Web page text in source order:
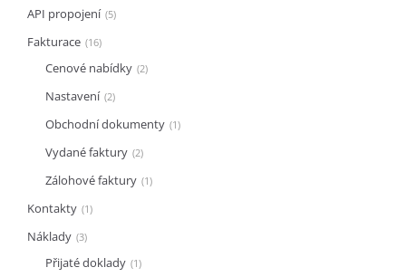
API propojení 5
Fakturace 16
Cenové nabídky 2
Nastavení 2
Obchodní dokumenty 1
Vydané faktury 2
Zálohové faktury 1
Kontakty 1
Náklady 3
Přijaté doklady 1